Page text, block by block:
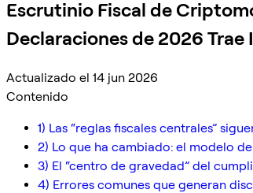
Escrutinio Fiscal de
Declaraciones de 2026
Actualizado el 14 jun 2026
Contenido
1) Las “reglas fiscales centrales”
2) Lo que ha cambiado: el modelo
3) El “centro de gravedad” del
4) Errores comunes que generan